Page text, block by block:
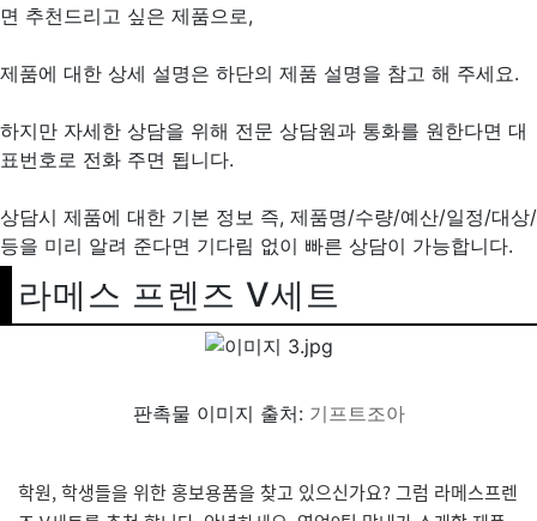
면 추천드리고 싶은 제품으로,
제품에 대한 상세 설명은 하단의 제품 설명을 참고 해 주세요.
하지만 자세한 상담을 위해 전문 상담원과 통화를 원한다면 대
표번호로 전화 주면 됩니다.
상담시 제품에 대한 기본 정보 즉, 제품명/수량/예산/일정/대상/
등을 미리 알려 준다면 기다림 없이 빠른 상담이 가능합니다.
라메스 프렌즈 V세트
판촉물 이미지 출처: 기프트조아
학원, 학생들을 위한 홍보용품을 찾고 있으신가요? 그럼 라메스프렌